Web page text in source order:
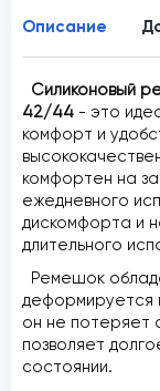
Описание
Силиконовый
42/44 - это
комфорт и
комфортен на
ежедневного
дискомфорта и
длительного
Ремешок
деформируется
он не потеряет
позволяет
состоянии.